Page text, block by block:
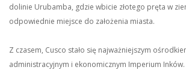
dolinie Urubamba, gdzie wbicie złotego pręta w
odpowiednie miejsce do założenia miasta.
Z czasem, Cusco stało się najważniejszym
administracyjnym i ekonomicznym Imperium Inków.